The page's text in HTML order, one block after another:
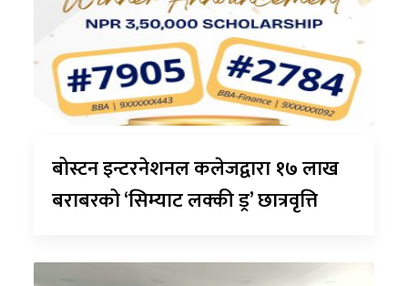
बोस्टन इन्टरनेशनल कलेजद्वारा १७ लाख
बराबरको ‘सिम्याट लक्की ड्र’ छात्रवृत्ति